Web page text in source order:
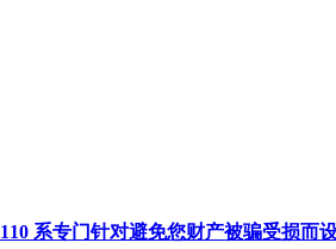
系专门针对避免您财产被骗受损而